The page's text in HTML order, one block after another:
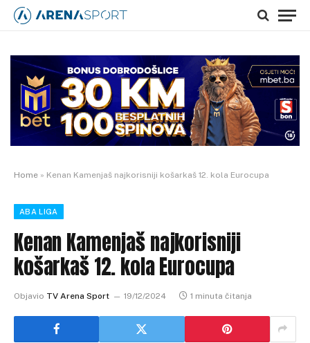
Home » Kenan Kamenjaš najkorisniji košarkaš 12. kola Eurocupa
ABA LIGA
Kenan Kamenjaš najkorisniji
košarkaš 12. kola Eurocupa
Objavio TV Arena Sport 19/12/2024 1 minuta čitanja